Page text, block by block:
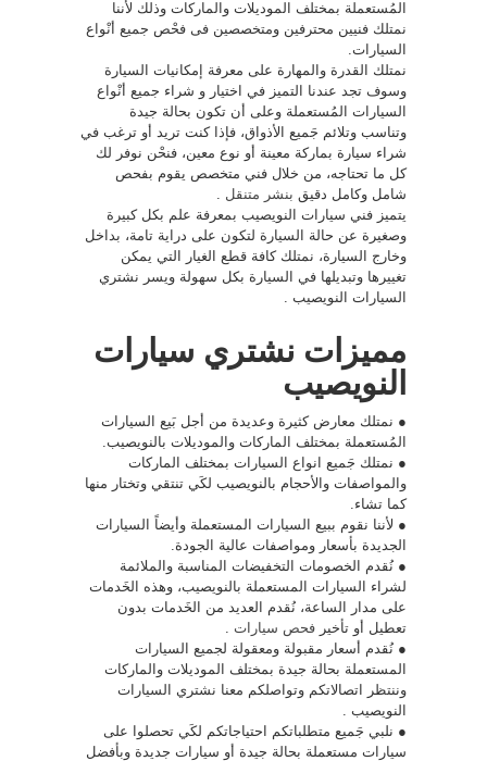
المُستعملة بمختلف الموديلات والماركات وذلك لأننا
نمتلك فنيين محترفين ومتخصصين فى فحْص جميع أنْواع
السيارات.
نمتلك القدرة والمهارة على معرفة إمكانيات السيارة
وسوف تجد عندنا التميز في اختيار و شراء جميع أنْواع
السيارات المُستعملة وعلى أن تكون بحالة جيدة
وتناسب وتلائم جَميع الأذواق، فإذا كنت تريد أو ترغب في
شراء سيارة بماركة معينة أو نوع معين، فنحْن نوفر لك
كل ما تحتاجه، من خلال فني متخصص يقوم بفحص
شامل وكامل دقيق بنشر متنقل
يتميز فني سيارات النويصيب بمعرفة علم بكل كبيرة
وصغيرة عن حالة السيارة لتكون على دراية تامة، بداخل
وخارج السيارة، نمتلك كافة قطع الغيار التي يمكن
تغييرها وتبديلها في السيارة بكل سهولة ويسر نشتري
السيارات النويصيب .
مميزات نشتري سيارات
النويصيب
● نمتلك معارض كثيرة وعديدة من أجل بَيع السيارات
المُستعملة بمختلف الماركات والموديلات بالنويصيب.
● نمتلك جَميع انواع السيارات بمختلف الماركات
والمواصفات والأحجام بالنويصيب لكَي تنتقي وتختار منها
كما تشاء.
● لأننا نقوم ببيع السيارات المستعملة وأيضاً السيارات
الجديدة بأسعار ومواصفات عالية الجودة.
● نُقدم الخصومات التخفيضات المناسبة والملائمة
لشراء السيارات المستعملة بالنويصيب، وهذه الخَدمات
على مدار الساعة، نُقدم العديد من الخَدمات بدون
تعطيل أو تأخير فحص سيارات
● نُقدم أسعار مقبولة ومعقولة لجميع السيارات
المستعملة بحالة جيدة بمختلف الموديلات والماركات
وننتظر اتصالاتكم وتواصلكم معنا نشتري السيارات
النويصيب .
● نلبي جَميع متطلباتكم احتياجاتكم لكَي تحصلوا على
سيارات مستعملة بحالة جيدة أو سيارات جديدة وبأفضل